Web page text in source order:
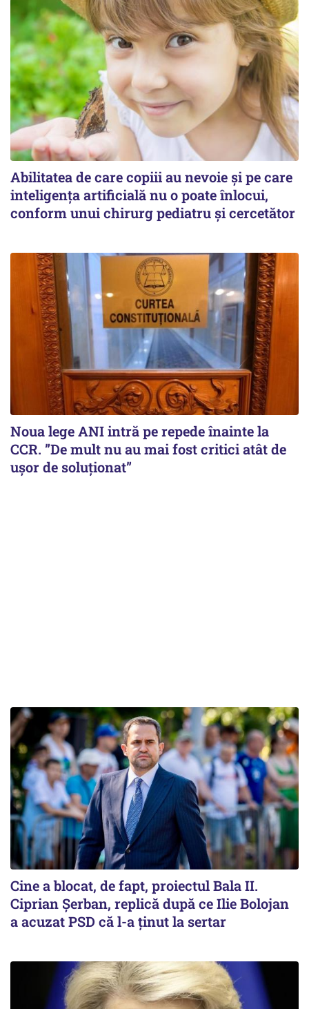
Abilitatea de care copiii au nevoie și pe care
inteligența artificială nu o poate înlocui,
conform unui chirurg pediatru și cercetător
Noua lege ANI intră pe repede înainte la
CCR. ”De mult nu au mai fost critici atât de
ușor de soluționat”
Cine a blocat, de fapt, proiectul Bala II.
Ciprian Șerban, replică după ce Ilie Bolojan
a acuzat PSD că l-a ținut la sertar